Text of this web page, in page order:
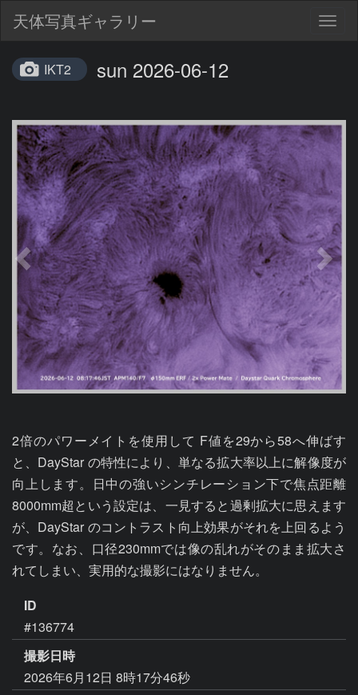
天体写真ギャラリー
IKT2 sun 2026-06-12
2倍のパワーメイトを使用して F値を29から58へ伸ばす
と、DayStar の特性により、単なる拡大率以上に解像度が
向上します。日中の強いシンチレーション下で焦点距離
8000mm超という設定は、一見すると過剰拡大に思えます
が、DayStar のコントラスト向上効果がそれを上回るよう
です。なお、口径230mmでは像の乱れがそのまま拡大さ
れてしまい、実用的な撮影にはなりません。
ID
#136774
撮影日時
2026年6月12日 8時17分46秒